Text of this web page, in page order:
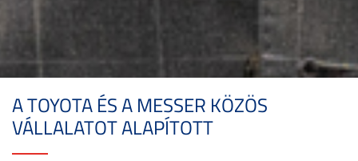
A TOYOTA ÉS A MESSER KÖZÖS
VÁLLALATOT ALAPÍTOTT